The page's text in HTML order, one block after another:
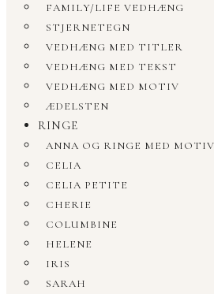
FAMILY/LIFE VEDHÆNG
STJERNETEGN
VEDHÆNG MED TITLER
VEDHÆNG MED TEKST
VEDHÆNG MED MOTIV
ÆDELSTEN
RINGE
ANNA OG RINGE MED MOTIV
CELIA
CELIA PETITE
CHERIE
COLUMBINE
HELENE
IRIS
SARAH